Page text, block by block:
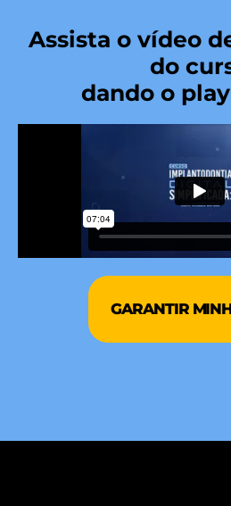
Assista o vídeo
do
dando o
GARANTIR